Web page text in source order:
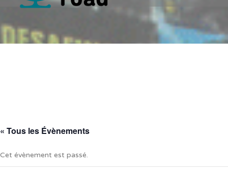
« Tous les Évènements
Cet évènement est passé.